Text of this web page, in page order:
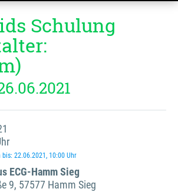
Schulung
bis: 22.06.2021 , 10:00 Uhr
ECG-Hamm Sieg
9, 57577 Hamm Sieg